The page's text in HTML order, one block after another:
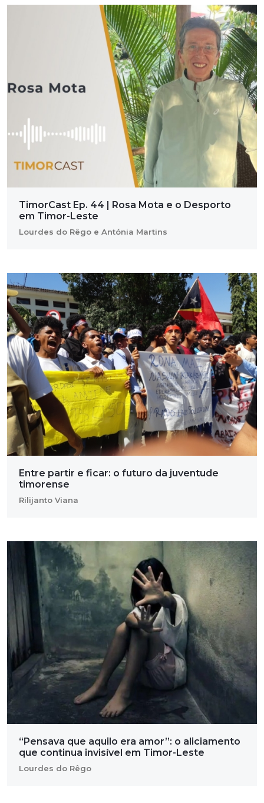
TimorCast Ep. 44 | Rosa Mota e o Desporto
em Timor-Leste
Lourdes do Rêgo e Antónia Martins
Entre partir e ficar: o futuro da juventude
timorense
Rilijanto Viana
“Pensava que aquilo era amor”: o aliciamento
que continua invisível em Timor-Leste
Lourdes do Rêgo